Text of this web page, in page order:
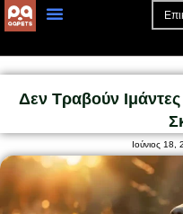
Δεν Τραβούν
Ιούνιος 18,